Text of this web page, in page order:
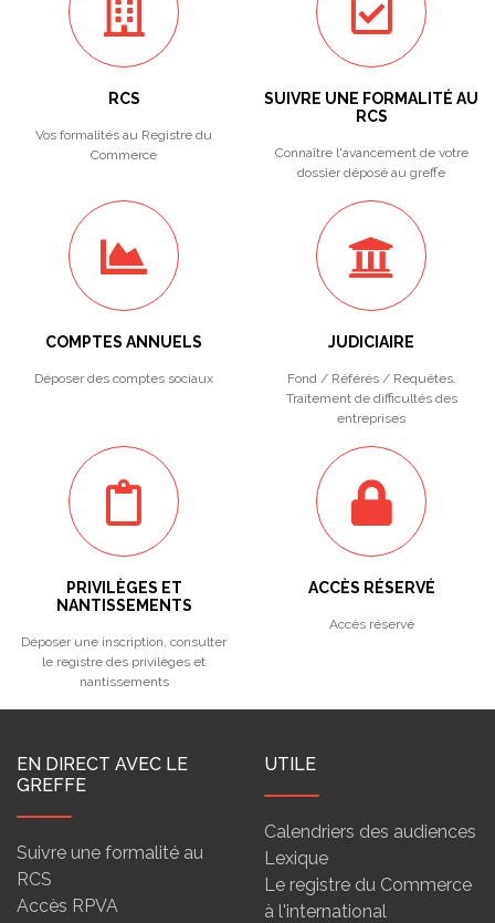
RCS
Vos formalités au Registre du
Commerce
SUIVRE UNE FORMALITÉ AU
RCS
Connaître l'avancement de votre
dossier déposé au greffe
COMPTES ANNUELS
Déposer des comptes sociaux
JUDICIAIRE
Fond / Référés / Requêtes.
Traitement de difficultés des
entreprises
PRIVILÈGES ET
NANTISSEMENTS
Déposer une inscription, consulter
le registre des privilèges et
nantissements
ACCÈS RÉSERVÉ
Accès réservé
EN DIRECT AVEC LE
GREFFE
Suivre une formalité au
RCS
Accès RPVA
UTILE
Calendriers des audiences
Lexique
Le registre du Commerce
à l'international